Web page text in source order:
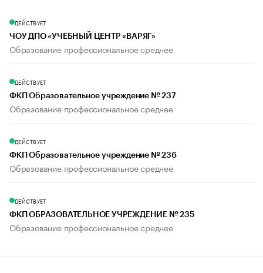
ДЕЙСТВУЕТ
ЧОУ ДПО «УЧЕБНЫЙ ЦЕНТР «ВАРЯГ»
Образование профессиональное среднее
ДЕЙСТВУЕТ
ФКП Образовательное учреждение № 237
Образование профессиональное среднее
ДЕЙСТВУЕТ
ФКП Образовательное учреждение № 236
Образование профессиональное среднее
ДЕЙСТВУЕТ
ФКП ОБРАЗОВАТЕЛЬНОЕ УЧРЕЖДЕНИЕ № 235
Образование профессиональное среднее